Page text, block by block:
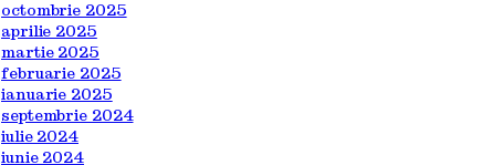
octombrie 2025
aprilie 2025
martie 2025
februarie 2025
ianuarie 2025
septembrie 2024
iulie 2024
iunie 2024